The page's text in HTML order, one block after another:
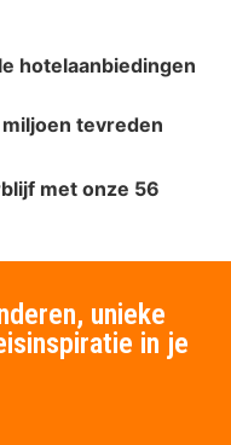
hotelaanbiedingen
tevreden
met onze 56
unieke
in je